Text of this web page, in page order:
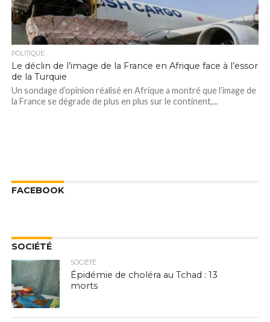
POLITIQUE
Le déclin de l’image de la France en Afrique face à l’essor
de la Turquie
Un sondage d’opinion réalisé en Afrique a montré que l’image de
la France se dégrade de plus en plus sur le continent,...
FACEBOOK
SOCIÉTÉ
SOCIÉTÉ
Épidémie de choléra au Tchad : 13
morts